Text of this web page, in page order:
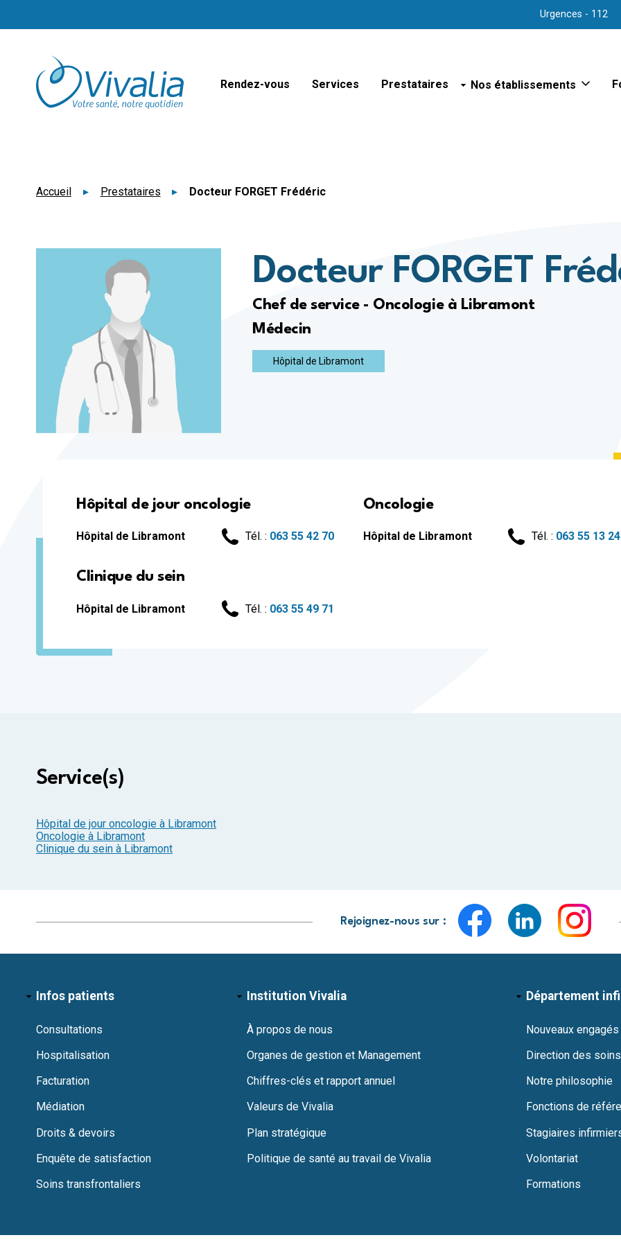
Urgences - 112
Rendez-vous Services Prestataires Nos établissements
Maison de repos
Maison de repos et de
Maison de repos et de soins
HP Famenne-Ardennes à
Accueil Prestataires Docteur FORGET Frédéric
Docteur FORGET
Chef de service - Oncologie à Libramont
Médecin
Hôpital de Libramont
Hôpital de jour oncologie
Hôpital de Libramont Tél. : 063 55 42 70
Oncologie
Hôpital de Libramont Tél. : 063 55 13 24
Clinique du sein
Hôpital de Libramont Tél. : 063 55 49 71
Service(s)
Hôpital de jour oncologie à Libramont
Oncologie à Libramont
Clinique du sein à Libramont
Rejoignez-nous sur :
Infos patients
Consultations
Hospitalisation
Facturation
Médiation
Droits & devoirs
Enquête de satisfaction
Soins transfrontaliers
Institution Vivalia
À propos de nous
Organes de gestion et Management
Chiffres-clés et rapport annuel
Valeurs de Vivalia
Plan stratégique
Politique de santé au travail de Vivalia
Département
Nouveaux engagés
Direction des
Notre philosophie
Fonctions de
Stagiaires
Volontariat
Formations